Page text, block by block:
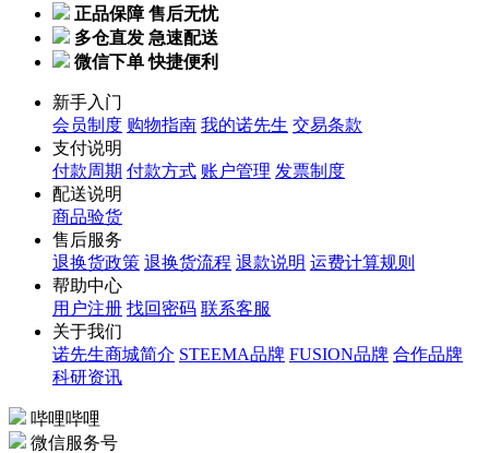
正品保障 售后无忧
多仓直发 急速配送
微信下单 快捷便利
新手入门
会员制度 购物指南 我的诺先生 交易条款
支付说明
付款周期 付款方式 账户管理 发票制度
配送说明
商品验货
售后服务
退换货政策 退换货流程 退款说明 运费计算规则
帮助中心
用户注册 找回密码 联系客服
关于我们
诺先生商城简介 STEEMA品牌 FUSION品牌 合作品牌
科研资讯
哔哩哔哩
微信服务号